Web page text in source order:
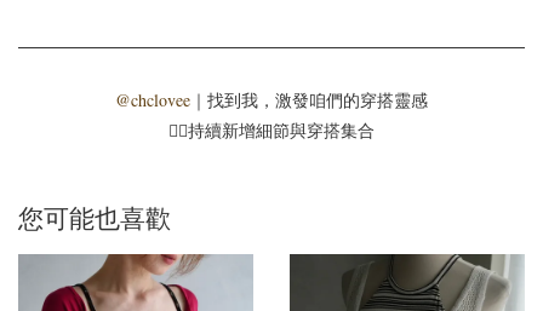
@chclovee ｜找到我，激發咱們的穿搭靈感
☝🏻持續新增細節與穿搭集合
您可能也喜歡